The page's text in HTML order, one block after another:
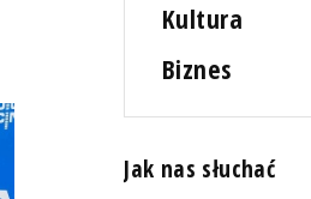
Kultura
Biznes
Jak nas słuchać